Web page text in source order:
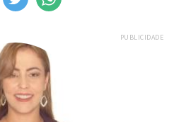
PUBLICIDADE